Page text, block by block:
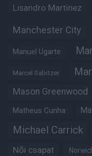
Lisandro Martinez
Manchester City
Manuel Ugarte
Marcel Sabitzer
Mason Greenwood
Matheus Cunha
Michael Carrick
Női csapat